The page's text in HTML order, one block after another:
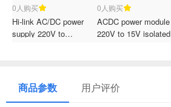
0人购买
Hi-link AC/DC power
supply 220V to
down power converter
module HLK-20M24C
0人购买
ACDC power module
220V to 15V isolated
商品参数 用户评价